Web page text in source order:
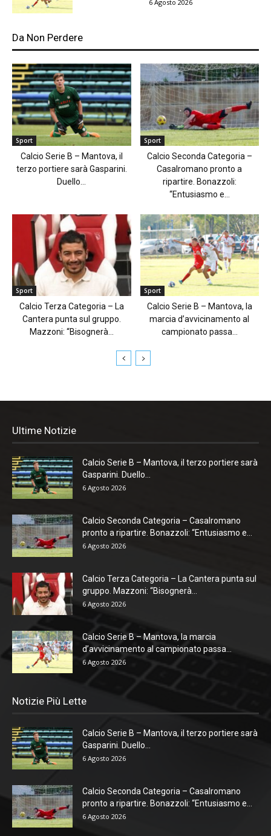
6 Agosto 2026
Da Non Perdere
Sport
Calcio Serie B – Mantova, il
terzo portiere sarà Gasparini.
Duello...
Sport
Calcio Seconda Categoria –
Casalromano pronto a
ripartire. Bonazzoli:
“Entusiasmo e...
Sport
Calcio Terza Categoria – La
Cantera punta sul gruppo.
Mazzoni: “Bisognerà...
Sport
Calcio Serie B – Mantova, la
marcia d’avvicinamento al
campionato passa...
Ultime Notizie
Calcio Serie B – Mantova, il terzo portiere sarà
Gasparini. Duello...
6 Agosto 2026
Calcio Seconda Categoria – Casalromano
pronto a ripartire. Bonazzoli: “Entusiasmo e...
6 Agosto 2026
Calcio Terza Categoria – La Cantera punta sul
gruppo. Mazzoni: “Bisognerà...
6 Agosto 2026
Calcio Serie B – Mantova, la marcia
d’avvicinamento al campionato passa...
6 Agosto 2026
Notizie Più Lette
Calcio Serie B – Mantova, il terzo portiere sarà
Gasparini. Duello...
6 Agosto 2026
Calcio Seconda Categoria – Casalromano
pronto a ripartire. Bonazzoli: “Entusiasmo e...
6 Agosto 2026